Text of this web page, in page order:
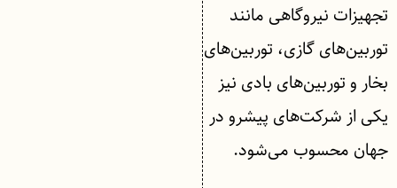
تجهیزات نیروگاهی مانند
توربین‌های گازی، توربین‌های
بخار و توربین‌های بادی نیز
یکی از شرکت‌های پیشرو در
جهان محسوب می‌شود.